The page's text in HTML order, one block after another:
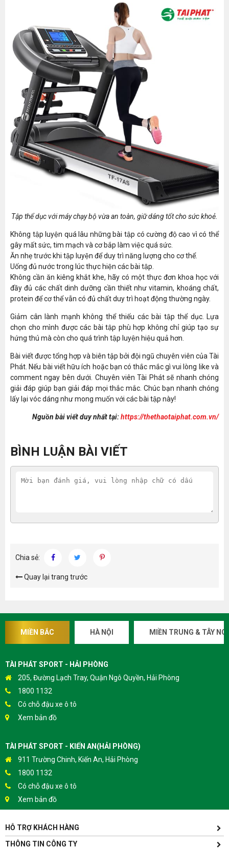
Tập thể dục với máy chạy bộ vừa an toàn, giữ dáng tốt cho sức khoẻ.
Không tập luyện quá lâu những bài tập có cường độ cao vì có thể
gây mất sức, tim mạch và cơ bắp làm việc quá sức.
Ăn nhẹ trước khi tập luyện để duy trì năng lượng cho cơ thể.
Uống đủ nước trong lúc thực hiện các bài tập.
Không cần ăn kiêng khắt khe, hãy có một thực đơn khoa học với
đầy đủ các chất dinh dưỡng cần thiết như vitamin, khoáng chất,
protein để cơ thể vẫn có đủ chất duy trì hoạt động thường ngày.
Giảm cân lành mạnh không thể thiếu các bài tập thể dục. Lựa
chọn cho mình được các bài tập phù hợp không chỉ giúp tạo sự
hứng thú mà còn cho quá trình tập luyện hiệu quả hơn.
Bài viết được tổng hợp và biên tập bởi đội ngũ chuyên viên của Tài
Phát. Nếu bài viết hữu ích hoặc bạn có thắc mắc gì vui lòng like và
comment ngay bên dưới. Chuyên viên Tài Phát sẽ nhanh chóng
giải đáp giúp bạn giải đáp mọi thắc mắc. Chúc bạn nhanh chóng
lấy lại vóc dáng như mong muốn với các bài tập này!
Nguồn bài viết duy nhất tại:https://thethaotaiphat.com.vn/
BÌNH LUẬN BÀI VIẾT
Chia sẻ:
Quay lại trang trước
MIỀN BẮC HÀ NỘI MIỀN TRUNG & TÂY
TÀI PHÁT SPORT - HẢI PHÒNG
205, Đường Lạch Tray, Quận Ngô Quyền, Hải Phòng
1800 1132
Có chỗ đậu xe ô tô
Xem bản đồ
TÀI PHÁT SPORT - KIẾN AN(HẢI PHÒNG)
911 Trường Chinh, Kiến An, Hải Phòng
1800 1132
Có chỗ đậu xe ô tô
Xem bản đồ
TÀI PHÁT SPORT - HƯNG YÊN
Yên Lịch, Xã Dân Tiến, Huyện Khoái Châu, Hưng Yên(Gần
HỖ TRỢ KHÁCH HÀNG
THÔNG TIN CÔNG TY